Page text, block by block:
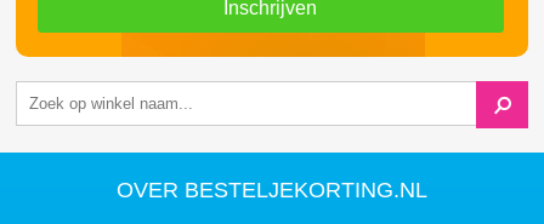
Inschrijven
OVER BESTELJEKORTING.NL